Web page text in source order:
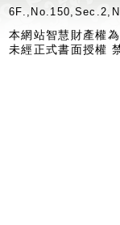
本網站智慧財產權
未經正式書面授權